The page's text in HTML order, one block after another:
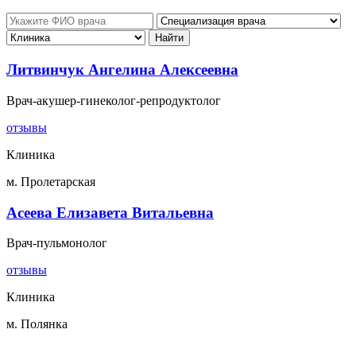
Литвинчук Ангелина Алексеевна
Врач-акушер-гинеколог-репродуктолог
отзывы
Клиника
м. Пролетарская
Асеева Елизавета Витальевна
Врач-пульмонолог
отзывы
Клиника
м. Полянка